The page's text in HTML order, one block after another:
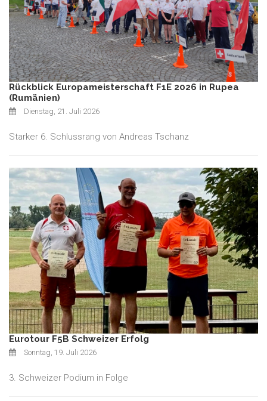
Rückblick Europameisterschaft F1E 2026 in Rupea
(Rumänien)
Dienstag, 21. Juli 2026
Starker 6. Schlussrang von Andreas Tschanz
Eurotour F5B Schweizer Erfolg
Sonntag, 19. Juli 2026
3. Schweizer Podium in Folge